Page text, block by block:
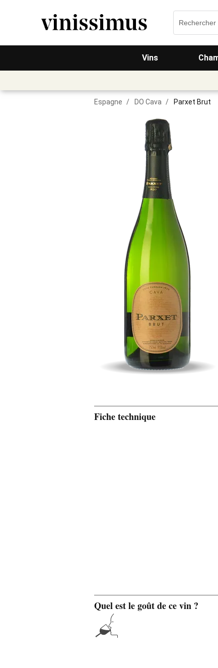
Vins
Espagne / DO Cava / Parxet Brut
Fiche technique
Quel est le goût de ce vin ?